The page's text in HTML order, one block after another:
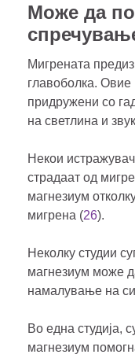
Може да
Мигрената
главоболка. Овие
придружени со
на светлина и
Некои
страдаат од
магнезиум
мигрена (26).
Неколку студии
магнезиум може
намалување на
Во една студија,
магнезиум